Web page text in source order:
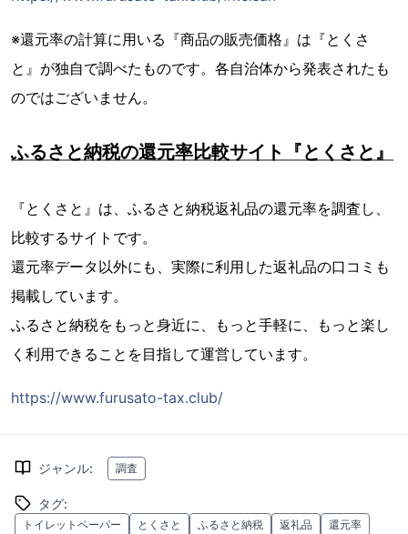
※還元率の計算に用いる『商品の販売価格』は『とくさ
と』が独自で調べたものです。各自治体から発表されたも
のではございません。
ふるさと納税の還元率比較サイト『とくさと』
『とくさと』は、ふるさと納税返礼品の還元率を調査し、
比較するサイトです。
還元率データ以外にも、実際に利用した返礼品の口コミも
掲載しています。
ふるさと納税をもっと身近に、もっと手軽に、もっと楽し
く利用できることを目指して運営しています。
https://www.furusato-tax.club/
ジャンル: 調査
タグ:
トイレットペーパー とくさと ふるさと納税 返礼品 還元率